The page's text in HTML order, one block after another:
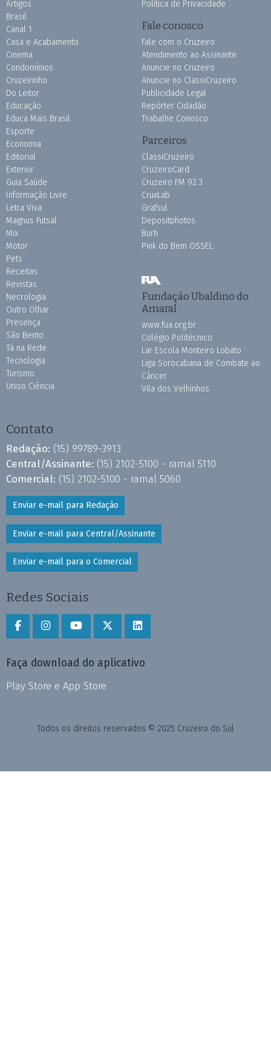
Artigos
Brasil
Canal 1
Casa e Acabamento
Cinema
Condomínios
Cruzeirinho
Do Leitor
Educação
Educa Mais Brasil
Esporte
Economia
Editorial
Exterior
Guia Saúde
Informação Livre
Letra Viva
Magnus Futsal
Mix
Motor
Pets
Receitas
Revistas
Necrologia
Outro Olhar
Presença
São Bento
Tá na Rede
Tecnologia
Turismo
Uniso Ciência
Política de Privacidade
Fale conosco
Fale com o Cruzeiro
Atendimento ao Assinante
Anuncie no Cruzeiro
Anuncie no ClassiCruzeiro
Publicidade Legal
Repórter Cidadão
Trabalhe Conosco
Parceiros
ClassiCruzeiro
CruzeiroCard
Cruzeiro FM 92.3
CruxLab
Grafsul
Depositphotos
Burh
Pink do Bem OSSEL
Fundação Ubaldino do
Amaral
www.fua.org.br
Colégio Politécnico
Lar Escola Monteiro Lobato
Liga Sorocabana de Combate ao
Câncer
Vila dos Velhinhos
Contato
Redação: (15) 99789-3913
Central/Assinante: (15) 2102-5100 - ramal 5110
Comercial: (15) 2102-5100 - ramal 5060
Enviar e-mail para Redação
Enviar e-mail para Central/Assinante
Enviar e-mail para o Comercial
Redes Sociais
Faça download do aplicativo
Play Store e App Store
Todos os direitos reservados © 2025 Cruzeiro do Sul